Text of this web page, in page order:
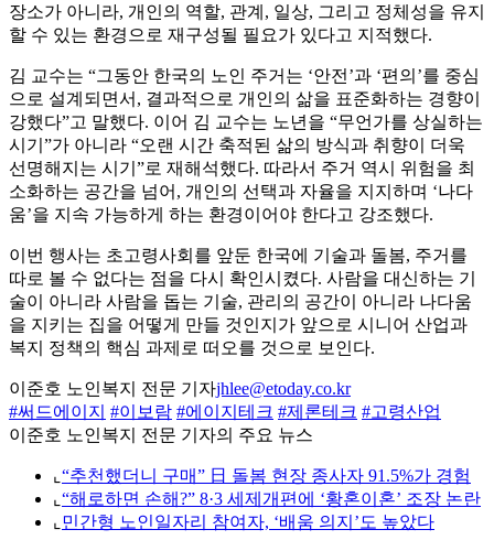
장소가 아니라, 개인의 역할, 관계, 일상, 그리고 정체성을 유지
할 수 있는 환경으로 재구성될 필요가 있다고 지적했다.
김 교수는 “그동안 한국의 노인 주거는 ‘안전’과 ‘편의’를 중심
으로 설계되면서, 결과적으로 개인의 삶을 표준화하는 경향이
강했다”고 말했다. 이어 김 교수는 노년을 “무언가를 상실하는
시기”가 아니라 “오랜 시간 축적된 삶의 방식과 취향이 더욱
선명해지는 시기”로 재해석했다. 따라서 주거 역시 위험을 최
소화하는 공간을 넘어, 개인의 선택과 자율을 지지하며 ‘나다
움’을 지속 가능하게 하는 환경이어야 한다고 강조했다.
이번 행사는 초고령사회를 앞둔 한국에 기술과 돌봄, 주거를
따로 볼 수 없다는 점을 다시 확인시켰다. 사람을 대신하는 기
술이 아니라 사람을 돕는 기술, 관리의 공간이 아니라 나다움
을 지키는 집을 어떻게 만들 것인지가 앞으로 시니어 산업과
복지 정책의 핵심 과제로 떠오를 것으로 보인다.
이준호 노인복지 전문 기자jhlee@etoday.co.kr
#써드에이지 #이보람 #에이지테크 #제론테크 #고령산업
이준호 노인복지 전문 기자의 주요 뉴스
⌞ “추천했더니 구매” 日 돌봄 현장 종사자 91.5%가 경험
⌞ “해로하면 손해?” 8·3 세제개편에 ‘황혼이혼’ 조장 논란
⌞ 민간형 노인일자리 참여자, ‘배움 의지’도 높았다